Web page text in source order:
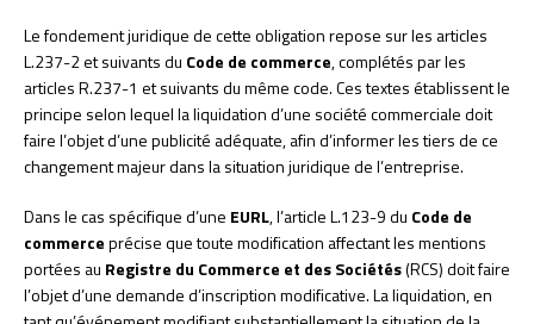
Le fondement juridique de cette obligation repose sur les articles
L.237-2 et suivants du Code de commerce, complétés par les
articles R.237-1 et suivants du même code. Ces textes établissent le
principe selon lequel la liquidation d’une société commerciale doit
faire l’objet d’une publicité adéquate, afin d’informer les tiers de ce
changement majeur dans la situation juridique de l’entreprise.
Dans le cas spécifique d’une EURL, l’article L.123-9 du Code de
commerceprécise que toute modification affectant les mentions
portées au Registre du Commerce et des Sociétés(RCS) doit faire
l’objet d’une demande d’inscription modificative. La liquidation, en